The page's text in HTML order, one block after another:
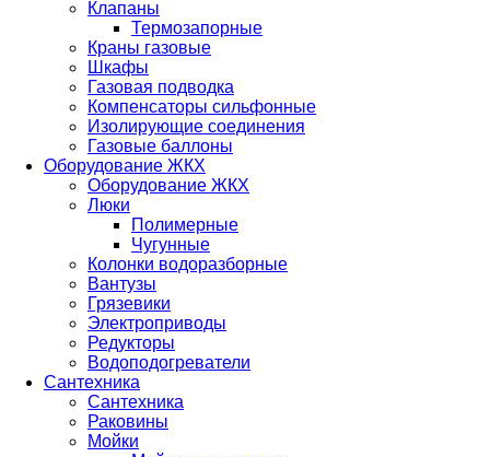
Клапаны
Термозапорные
Краны газовые
Шкафы
Газовая подводка
Компенсаторы сильфонные
Изолирующие соединения
Газовые баллоны
Оборудование ЖКХ
Оборудование ЖКХ
Люки
Полимерные
Чугунные
Колонки водоразборные
Вантузы
Грязевики
Электроприводы
Редукторы
Водоподогреватели
Сантехника
Сантехника
Раковины
Мойки